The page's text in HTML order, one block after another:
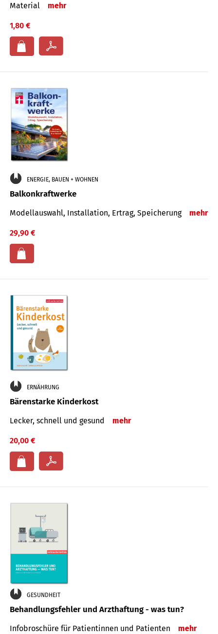
Mate­rial
mehr
1,80 €
ENERGIE, BAUEN + WOHNEN
Balkonkraftwerke
Modellauswahl, Installation, Ertrag, Speicherung mehr
29,90 €
ERNÄHRUNG
Bärenstarke Kinderkost
Lecker, schnell und gesund mehr
20,00 €
GESUNDHEIT
Behandlungsfehler und Arzthaftung - was tun?
Infobroschüre für Patientinnen und Patienten mehr